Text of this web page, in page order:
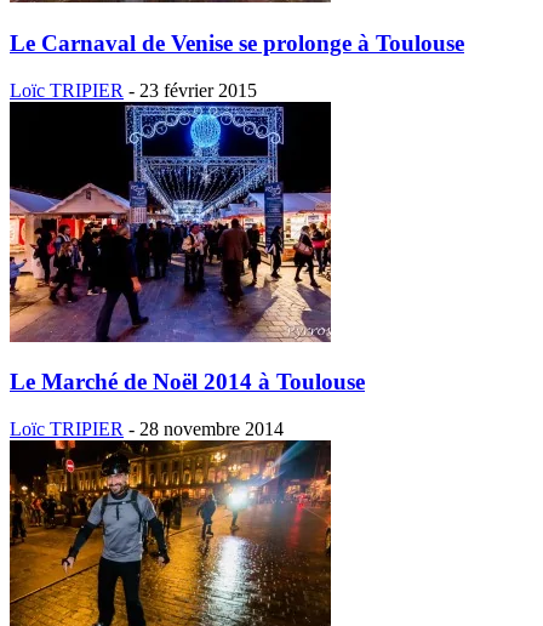
Le Carnaval de Venise se prolonge à Toulouse
Loïc TRIPIER - 23 février 2015
Le Marché de Noël 2014 à Toulouse
Loïc TRIPIER - 28 novembre 2014